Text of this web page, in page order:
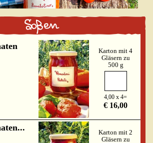
Soßen
Karton mit 4
Gläsern zu
500 g
4,00 x 4=
€ 16,00
Karton mit 2
Gläsern zu